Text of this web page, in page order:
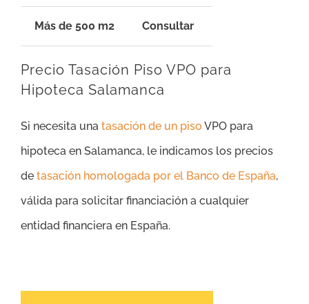
Más de 500 m2 Consultar
Precio Tasación Piso VPO para
Hipoteca Salamanca
Si necesita una tasación de un piso VPO para
hipoteca en Salamanca, le indicamos los precios
de tasación homologada por el Banco de España,
válida para solicitar financiación a cualquier
entidad financiera en España.